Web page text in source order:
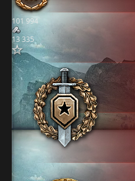
101 994
13 335